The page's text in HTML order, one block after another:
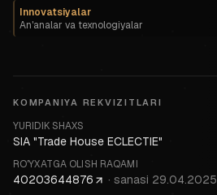
Innovatsiyalar
An'analar va texnologiyalar
KOMPANIYA REKVIZITLARI
YURIDIK SHAXS
SIA "Trade House ECLECTIE"
RO'YXATGA OLISH RAQAMI
40203644876 · sanasi 29.04.2025